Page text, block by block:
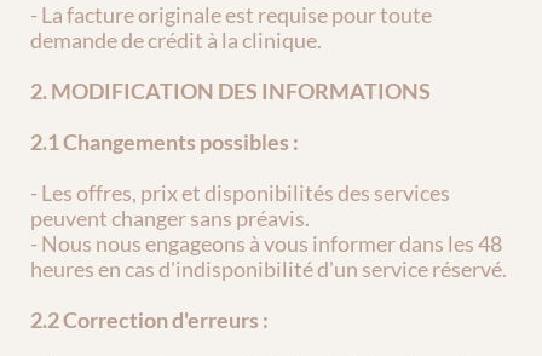
- La facture originale est requise pour toute
demande de crédit à la clinique.
2. MODIFICATION DES INFORMATIONS
2.1 Changements possibles :
- Les offres, prix et disponibilités des services
peuvent changer sans préavis.
- Nous nous engageons à vous informer dans les 48
heures en cas d'indisponibilité d'un service réservé.
2.2 Correction d'erreurs :